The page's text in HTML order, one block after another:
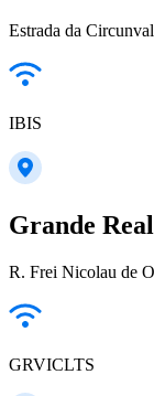
Estrada da
IBIS
Grande
R. Frei Nicolau de
GRVICLTS